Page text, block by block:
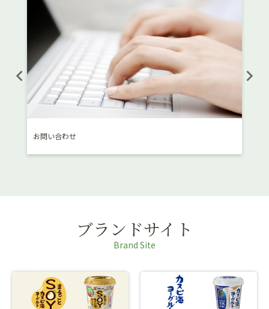
お問い合わせ
ブランドサイト
Brand Site